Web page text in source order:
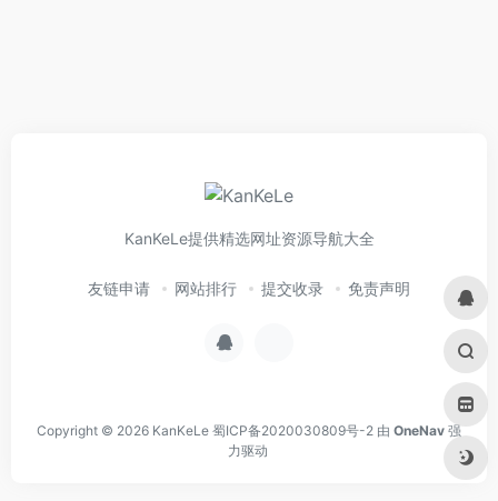
KanKeLe提供精选网址资源导航大全
友链申请 网站排行 提交收录 免责声明
Copyright © 2026 KanKeLe 蜀ICP备2020030809号-2 由 OneNav 强
力驱动